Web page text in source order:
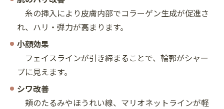
糸の挿入により皮膚内部でコラーゲン生成が促進さ
れ、ハリ・弾力が高まります。
小顔効果
フェイスラインが引き締まることで、輪郭がシャー
プに見えます。
シワ改善
頬のたるみやほうれい線、マリオネットラインが軽